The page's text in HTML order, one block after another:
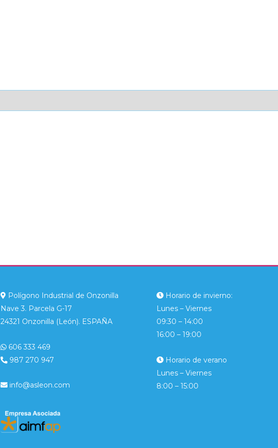
Polígono Industrial de Onzonilla
Nave 3. Parcela G-17
24321 Onzonilla (León). ESPAÑA
606 333 469
987 270 947
info@asleon.com
Horario de invierno:
Lunes – Viernes
09:30 – 14:00
16:00 – 19:00
Horario de verano
Lunes – Viernes
8:00 – 15:00